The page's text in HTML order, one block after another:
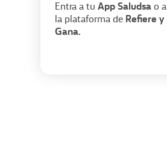
Entra a tuApp Saludsao a
la plataforma de Refiere y
Gana.